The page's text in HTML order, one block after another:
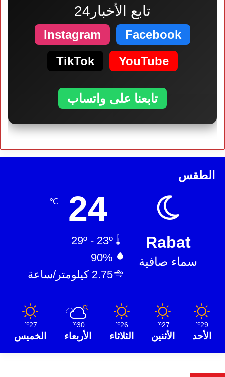
تابع الأخبار24
Facebook
Instagram
YouTube
TikTok
تابعنا على واتساب
الطقس
Rabat
سماء صافية
24
℃
90%
2.75 كيلومتر/ساعة
29
℃
الأحد
27
℃
الأثنين
26
℃
الثلاثاء
30
℃
الأربعاء
27
℃
الخميس